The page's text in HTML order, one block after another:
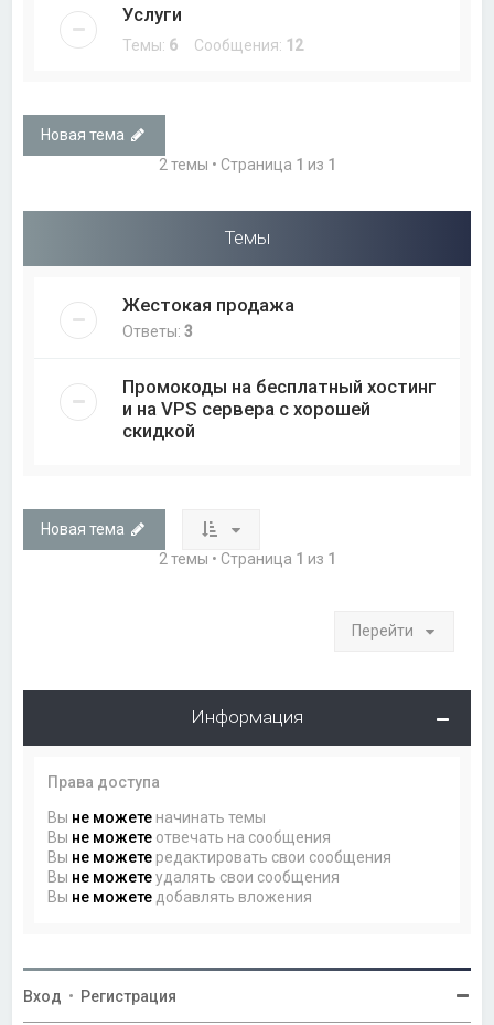
Услуги
Темы: 6 Сообщения: 12
Новая тема
2 темы • Страница 1 из 1
Темы
Жестокая продажа
Ответы:3
Промокоды на бесплатный хостинг
и на VPS сервера с хорошей
скидкой
Новая тема
2 темы • Страница 1 из 1
Перейти
Информация
Права доступа
Вы не можете начинать темы
Вы не можете отвечать на сообщения
Вы не можете редактировать свои сообщения
Вы не можетеудалять свои сообщения
Вы не можете добавлять вложения
Вход • Регистрация